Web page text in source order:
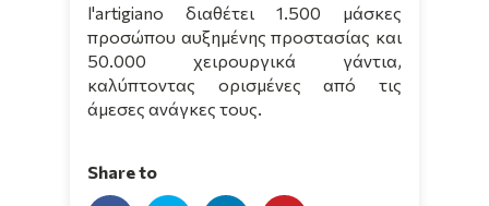
l'artigiano
διαθέτει 1.500 μάσκες
προσώπου αυξημένης προστασίας και
50.000 χειρουργικά γάντια,
καλύπτοντας ορισμένες από τις
άμεσες ανάγκες τους.
Share to